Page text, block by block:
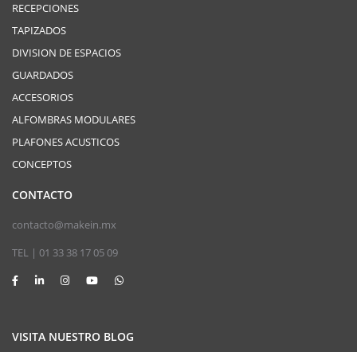
RECEPCIONES
TAPIZADOS
DIVISION DE ESPACIOS
GUARDADOS
ACCESORIOS
ALFOMBRAS MODULARES
PLAFONES ACUSTICOS
CONCEPTOS
CONTACTO
contacto@makein.mx
TEL | 01 33 38 17 05 09
VISITA NUESTRO BLOG